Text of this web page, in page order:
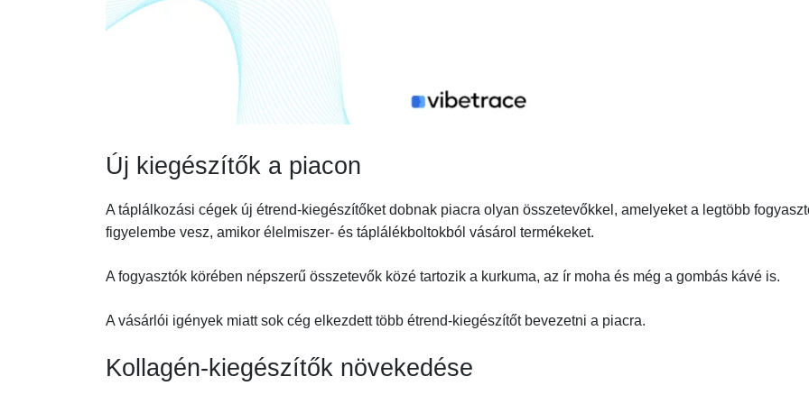
Új kiegészítők a piacon
A táplálkozási cégek új étrend-kiegészítőket dobnak piacra olyan összetevőkkel, amelyeket a legtöbb
figyelembe vesz, amikor élelmiszer- és táplálékboltokból vásárol termékeket.
A fogyasztók körében népszerű összetevők közé tartozik a kurkuma, az ír moha és még a gombás kávé is.
A vásárlói igények miatt sok cég elkezdett több étrend-kiegészítőt bevezetni a piacra.
Kollagén-kiegészítők növekedése